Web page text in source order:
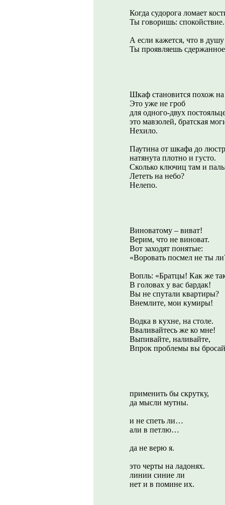
Когда судорога ломает
Ты говоришь: спокойствие.
А если кажется, что в
Ты проявляешь
Шкаф становится похож на
Это уже не гроб
для одного-двух
это мавзолей, братская
Нехило.
Паутина от шкафа до
натянута плотно и густо.
Сколько ключиц там и
Лететь на небо?
Нелепо.
Виноватому – виват!
Верим, что не виноват.
Вот заходят понятые:
«Воровать посмел не ты
Вопль: «Братцы! Как же
В головах у вас бардак!
Вы не спутали квартиры?
Внемлите, мои кумиры!
Водка в кухне, на столе.
Вваливайтесь же ко мне!
Выпивайте, наливайте,
Впрок проблемы вы
применить бы скрутку,
да мысли мутны.
и не спеть ли…
али в петлю…
да не верю я.
это черты на ладонях.
линии синие ли
нет и в помине их.